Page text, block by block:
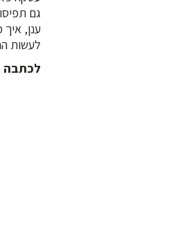
גם
ענן, איך
לעשות
לכתבה